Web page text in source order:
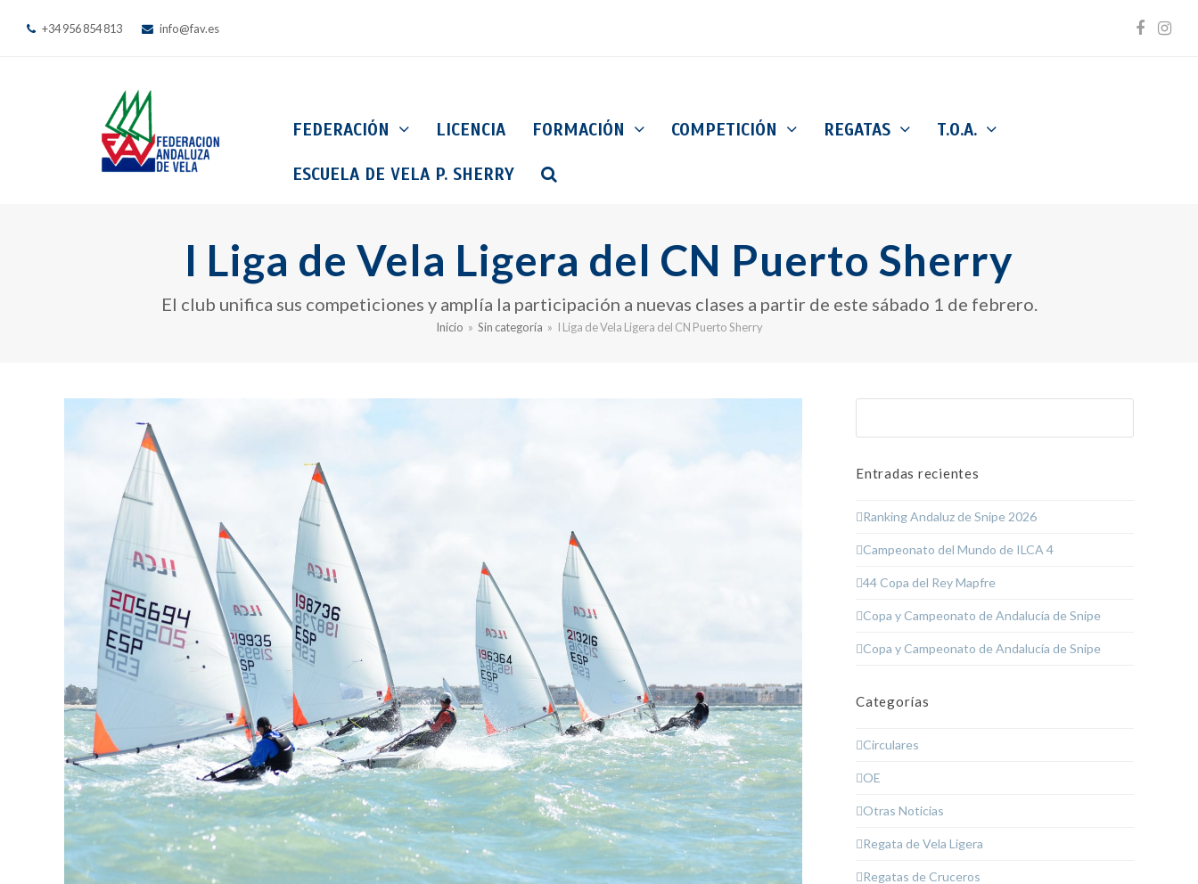
+34 956 854 813 info@fav.es
FEDERACIÓN LICENCIA FORMACIÓN COMPETICIÓN REGATAS T.O.A.
ESCUELA DE VELA P. SHERRY
I Liga de Vela Ligera del CN Puerto Sherry
El club unifica sus competiciones y amplía la participación a nuevas clases a partir de este sábado 1 de febrero.
Inicio » Sin categoría » I Liga de Vela Ligera del CN Puerto Sherry
Entradas recientes
Ranking Andaluz de Snipe 2026
Campeonato del Mundo de ILCA 4
44 Copa del Rey Mapfre
Copa y Campeonato de Andalucía de Snipe
Copa y Campeonato de Andalucía de Snipe
Categorías
Circulares
OE
Otras Noticias
Regata de Vela Ligera
Regatas de Cruceros